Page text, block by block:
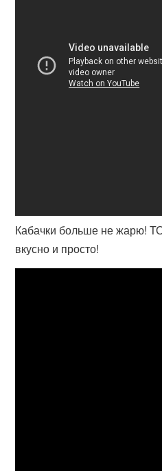
Кабачки больше не жарю!
вкусно и просто!